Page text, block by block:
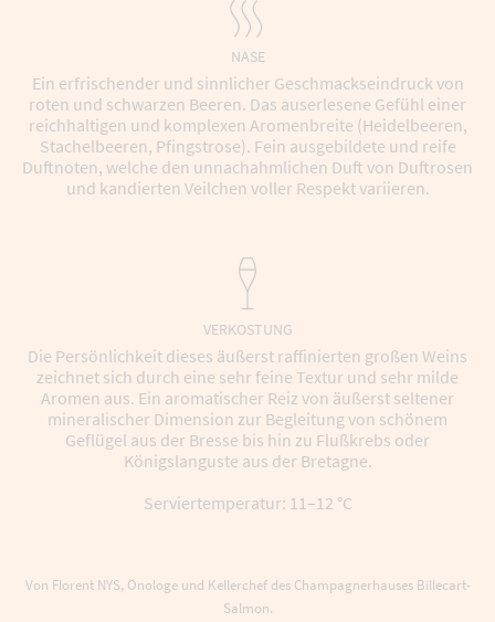
NASE
Ein erfrischender und sinnlicher Geschmackseindruck von
roten und schwarzen Beeren. Das auserlesene Gefühl einer
reichhaltigen und komplexen Aromenbreite (Heidelbeeren,
Stachelbeeren, Pfingstrose). Fein ausgebildete und reife
Duftnoten, welche den unnachahmlichen Duft von Duftrosen
und kandierten Veilchen voller Respekt variieren.
VERKOSTUNG
Die Persönlichkeit dieses äußerst raffinierten großen Weins
zeichnet sich durch eine sehr feine Textur und sehr milde
Aromen aus. Ein aromatischer Reiz von äußerst seltener
mineralischer Dimension zur Begleitung von schönem
Geflügel aus der Bresse bis hin zu Flußkrebs oder
Königslanguste aus der Bretagne.
Serviertemperatur: 11–12 °C
Von Florent NYS, Önologe und Kellerchef des Champagnerhauses Billecart-
Salmon.